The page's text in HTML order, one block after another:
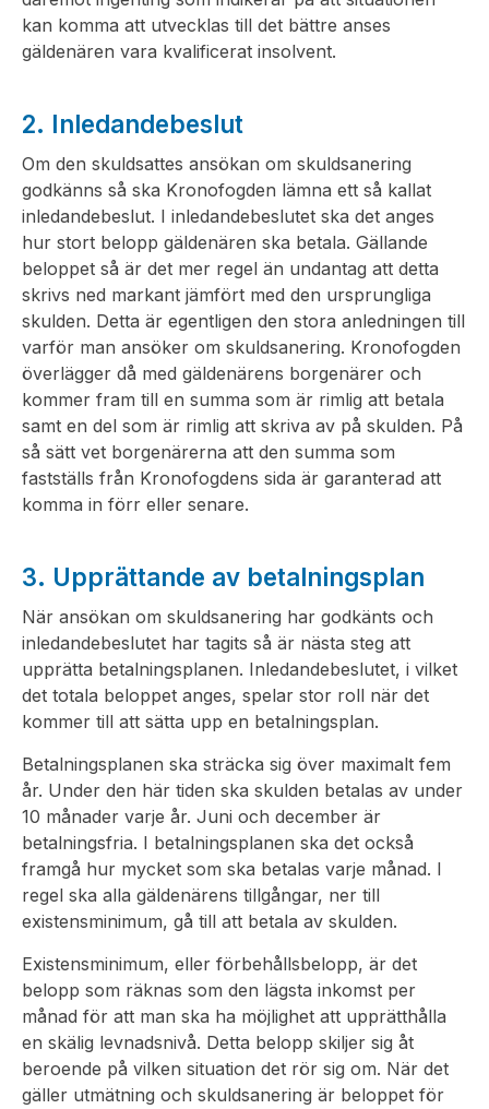
kan komma att utvecklas till det bättre anses
gäldenären vara kvalificerat insolvent.
2. Inledandebeslut
Om den skuldsattes ansökan om skuldsanering
godkänns så ska Kronofogden lämna ett så kallat
inledandebeslut. I inledandebeslutet ska det anges
hur stort belopp gäldenären ska betala. Gällande
beloppet så är det mer regel än undantag att detta
skrivs ned markant jämfört med den ursprungliga
skulden. Detta är egentligen den stora anledningen till
varför man ansöker om skuldsanering. Kronofogden
överlägger då med gäldenärens borgenärer och
kommer fram till en summa som är rimlig att betala
samt en del som är rimlig att skriva av på skulden. På
så sätt vet borgenärerna att den summa som
fastställs från Kronofogdens sida är garanterad att
komma in förr eller senare.
3. Upprättande av betalningsplan
När ansökan om skuldsanering har godkänts och
inledandebeslutet har tagits så är nästa steg att
upprätta betalningsplanen. Inledandebeslutet, i vilket
det totala beloppet anges, spelar stor roll när det
kommer till att sätta upp en betalningsplan.
Betalningsplanen ska sträcka sig över maximalt fem
år. Under den här tiden ska skulden betalas av under
10 månader varje år. Juni och december är
betalningsfria. I betalningsplanen ska det också
framgå hur mycket som ska betalas varje månad. I
regel ska alla gäldenärens tillgångar, ner till
existensminimum, gå till att betala av skulden.
Existensminimum, eller förbehållsbelopp, är det
belopp som räknas som den lägsta inkomst per
månad för att man ska ha möjlighet att upprätthålla
en skälig levnadsnivå. Detta belopp skiljer sig åt
beroende på vilken situation det rör sig om. När det
gäller utmätning och skuldsanering är beloppet för